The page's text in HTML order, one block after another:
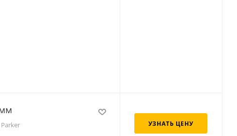
Parker УЗНАТЬ ЦЕНУ